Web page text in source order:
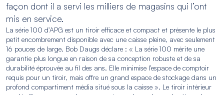
façon dont il a servi les milliers de magasins qui l’ont
mis en service.
La série 100 d’APG est un tiroir efficace et compact et présente le plus
petit encombrement disponible avec une caisse pleine, avec seulement
16 pouces de large. Bob Daugs déclare : « La série 100 mérite une
garantie plus longue en raison de sa conception robuste et de sa
durabilité éprouvée au fil des ans. Elle minimise l’espace de comptoir
requis pour un tiroir, mais offre un grand espace de stockage dans un
profond compartiment média situé sous la caisse ». Le tiroir intérieur